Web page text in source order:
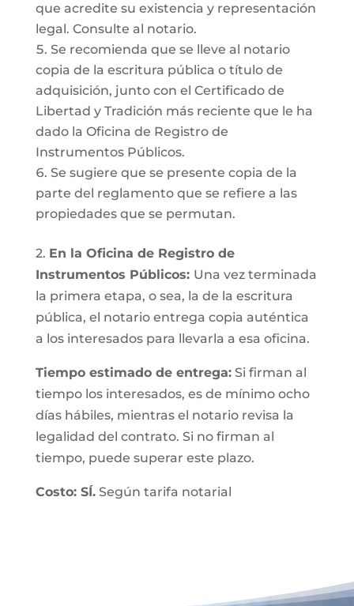
que acredite su existencia y representación
legal. Consulte al notario.
Se recomienda que se lleve al notario
copia de la escritura pública o título de
adquisición, junto con el Certificado de
Libertad y Tradición más reciente que le ha
dado la Oficina de Registro de
Instrumentos Públicos.
Se sugiere que se presente copia de la
parte del reglamento que se refiere a las
propiedades que se permutan.
2. En la Oficina de Registro de
Instrumentos Públicos: Una vez terminada
la primera etapa, o sea, la de la escritura
pública, el notario entrega copia auténtica
a los interesados para llevarla a esa oficina.
Tiempo estimado de entrega:Si firman al
tiempo los interesados, es de mínimo ocho
días hábiles, mientras el notario revisa la
legalidad del contrato. Si no firman al
tiempo, puede superar este plazo.
Costo: SÍ.Según tarifa notarial